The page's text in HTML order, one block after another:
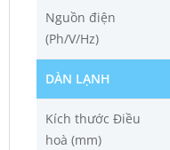
Nguồn điện
(Ph/V/Hz)
DÀN LẠNH
Kích thước Điều
hoà (mm)